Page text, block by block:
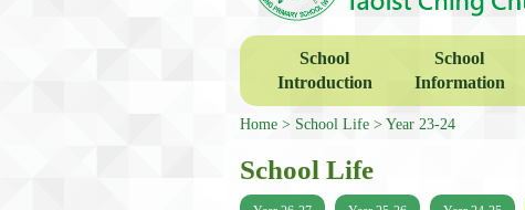
School
Introduction
School
Information
Home School Life Year 23-24
School Life